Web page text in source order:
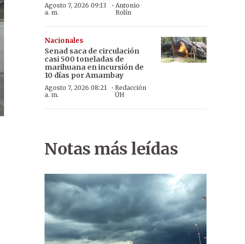
Agosto 7, 2026 09:13
a. m.
·Antonio
Rolín
Nacionales
Senad saca de circulación
casi 500 toneladas de
marihuana en incursión de
10 días por Amambay
Agosto 7, 2026 08:21
a. m.
·Redacción
ÚH
Notas más leídas